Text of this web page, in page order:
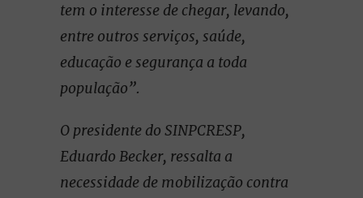
tem o interesse de chegar, levando,
entre outros serviços, saúde,
educação e segurança a toda
população”.
O presidente do SINPCRESP,
Eduardo Becker, ressalta a
necessidade de mobilização contra